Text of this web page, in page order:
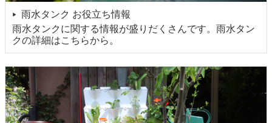
▶
雨水タンク お役立ち情報
雨水タンクに関する情報が盛りだくさんです。雨水タン
クの詳細はこちらから。